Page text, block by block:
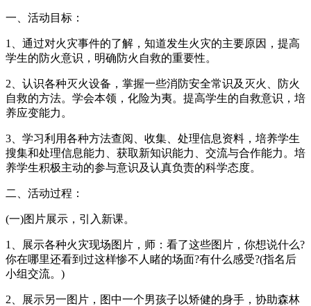
一、活动目标：
1、通过对火灾事件的了解，知道发生火灾的主要原因，提高
学生的防火意识，明确防火自救的重要性。
2、认识各种灭火设备，掌握一些消防安全常识及灭火、防火
自救的方法。学会本领，化险为夷。提高学生的自救意识，培
养应变能力。
3、学习利用各种方法查阅、收集、处理信息资料，培养学生
搜集和处理信息能力、获取新知识能力、交流与合作能力。培
养学生积极主动的参与意识及认真负责的科学态度。
二、活动过程：
(一)图片展示，引入新课。
1、展示各种火灾现场图片，师：看了这些图片，你想说什么?
你在哪里还看到过这样惨不人睹的场面?有什么感受?(指名后
小组交流。)
2、展示另一图片，图中一个男孩子以矫健的身手，协助森林